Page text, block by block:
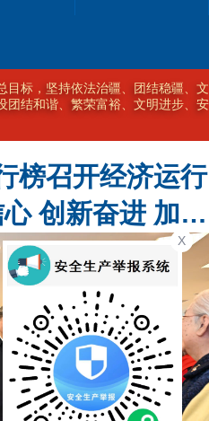
会主义思想为指导，完整准确贯彻新
上奋力建设美好新疆
榜召开经济运行
创新奋进 加力
量发展
X